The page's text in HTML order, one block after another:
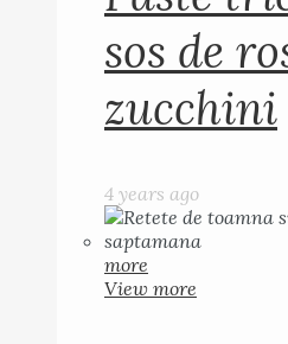
sos de
zucchini
4 years ago
more
View more